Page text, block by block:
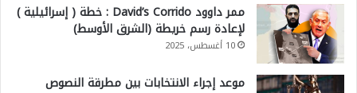
ممر داوود David’s Corrido : خطة ( إسرائيلية )
لإعادة رسم خريطة (الشرق الأوسط)
10 أغسطس، 2025
موعد إجراء الانتخابات بين مطرقة النصوص